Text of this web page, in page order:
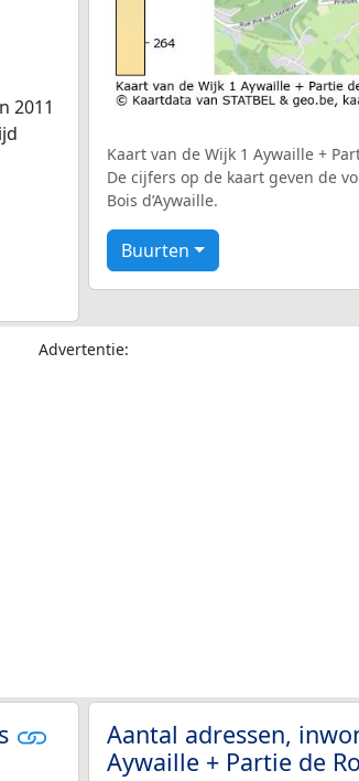
2011
Kaart van de Wijk 1 Aywaille +
De cijfers op de kaart geven de
Bois d’Aywaille.
Buurten
Advertentie:
Aantal adressen,
Aywaille + Partie de